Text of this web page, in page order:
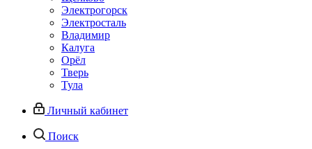
Электрогорск
Электросталь
Владимир
Калуга
Орёл
Тверь
Тула
Личный кабинет
Поиск